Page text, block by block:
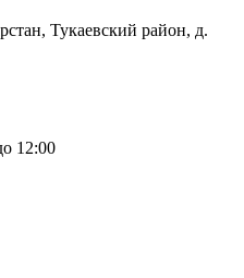
Тукаевский район, д.
12:00